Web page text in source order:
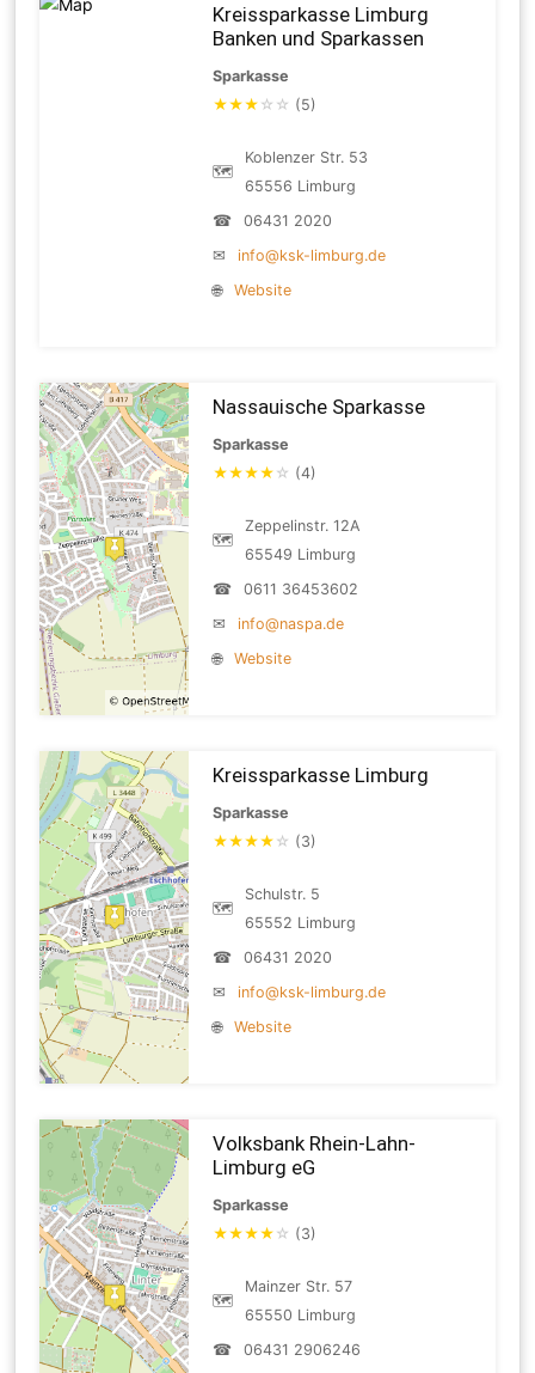
Kreissparkasse Limburg
Banken und Sparkassen
Sparkasse
★★★ ☆ ☆ (5)
🗺
Koblenzer Str. 53
65556 Limburg
☎
06431 2020
✉
info@ksk-limburg.de
🌐
Website
Nassauische Sparkasse
Sparkasse
★★★★ ☆ (4)
🗺
Zeppelinstr. 12A
65549 Limburg
☎
0611 36453602
✉
info@naspa.de
🌐
Website
Kreissparkasse Limburg
Sparkasse
★★★★ ☆ (3)
🗺
Schulstr. 5
65552 Limburg
☎
06431 2020
✉
info@ksk-limburg.de
🌐
Website
Volksbank Rhein-Lahn-
Limburg eG
Sparkasse
★★★★ ☆ (3)
🗺
Mainzer Str. 57
65550 Limburg
☎
06431 2906246